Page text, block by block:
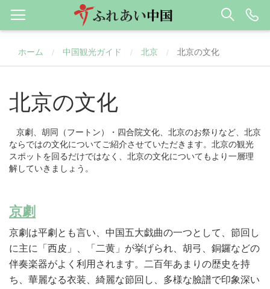
ホーム / 中国観光ガイド / 北京 / 北京の文化
北京の文化
京劇、胡同（フートン）・四合院文化、北京のお祭りなど、北京
ならではの文化についてご紹介させていただきます。北京の観光
スポットを回るだけではなく、北京の文化についてもより一層理
解していきましょう。
京劇
京劇は平劇とも言い、中国五大戯曲の一つとして、節回し
に主に「西皮」、「二黄」が挙げられ、胡弓、銅鑼などの
伴奏楽器がよく利用されます。二百年あまりの歴史を持
ち、華麗なる衣装、綺麗な節回し、多様な臉譜で印象深い